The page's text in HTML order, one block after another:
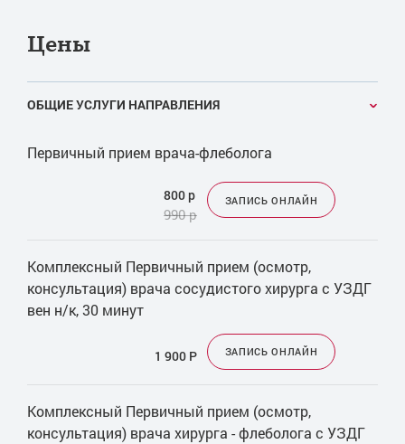
Цены
ОБЩИЕ УСЛУГИ НАПРАВЛЕНИЯ
Первичный прием врача-флеболога
800 р
990 р
ЗАПИСЬ ОНЛАЙН
Комплексный Первичный прием (осмотр,
консультация) врача сосудистого хирурга с УЗДГ
вен н/к, 30 минут
1 900 Р ЗАПИСЬ ОНЛАЙН
Комплексный Первичный прием (осмотр,
консультация) врача хирурга - флеболога с УЗДГ